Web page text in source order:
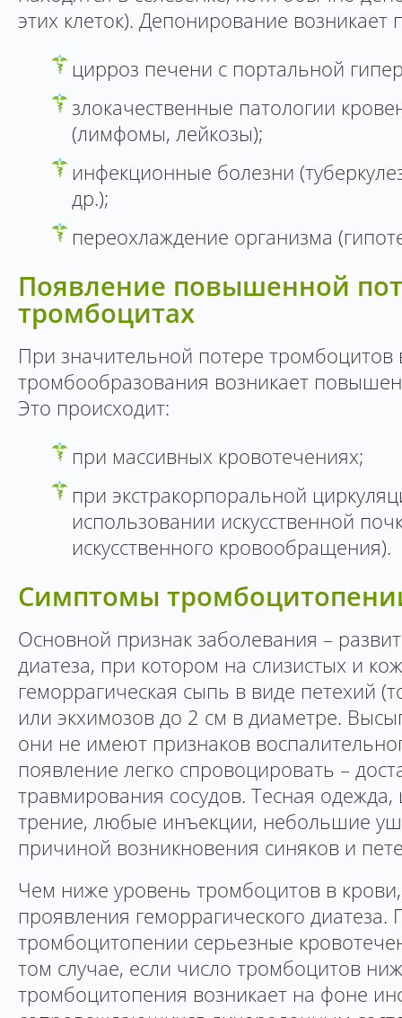
этих клеток). Депонирование
цирроз печени с портальной
злокачественные патологии
(лимфомы, лейкозы);
инфекционные болезни
др.);
переохлаждение организма
Появление повышенной
тромбоцитах
При значительной потере тромбоцитов
тромбообразования возникает
Это происходит:
при массивных кровотечениях;
при экстракорпоральной
использовании искусственной
искусственного кровообращения).
Симптомы
Основной признак заболевания –
диатеза, при котором на слизистых и
геморрагическая сыпь в виде петехий
или экхимозов до 2 см в диаметре.
они не имеют признаков
появление легко спровоцировать –
травмирования сосудов. Тесная
трение, любые инъекции, небольшие
причиной возникновения синяков и
Чем ниже уровень тромбоцитов в
проявления геморрагического
тромбоцитопении серьезные
том случае, если число тромбоцитов
тромбоцитопения возникает на фоне